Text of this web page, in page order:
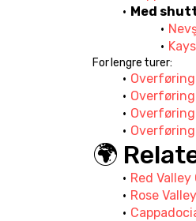
Med
For lengre turer:
🌍
Red
Rose